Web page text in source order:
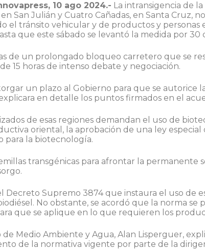
10 ago 2024.- La intransigencia de
San Julián y Cuatro Cañadas, en Santa Cruz,
el tránsito vehicular y de productos y
que este sábado se levantó la medida por 30
de un prolongado bloqueo carretero que se
15 horas de intenso debate y negociación.
un plazo al Gobierno para que se autorice
en detalle los puntos firmados en el
de esas regiones demandan el uso de
oriental, la aprobación de una ley
para la biotecnología.
transgénicas para afrontar la permanente
Decreto Supremo 3874 que instaura el uso de
No obstante, se acordó que la norma se
que se aplique en lo que requieren los
Medio Ambiente y Agua, Alan Lisperguer,
de la normativa vigente por parte de la